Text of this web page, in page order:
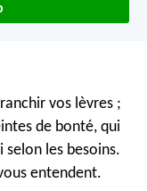
vos lèvres ;
de bonté, qui
les besoins.
entendent.